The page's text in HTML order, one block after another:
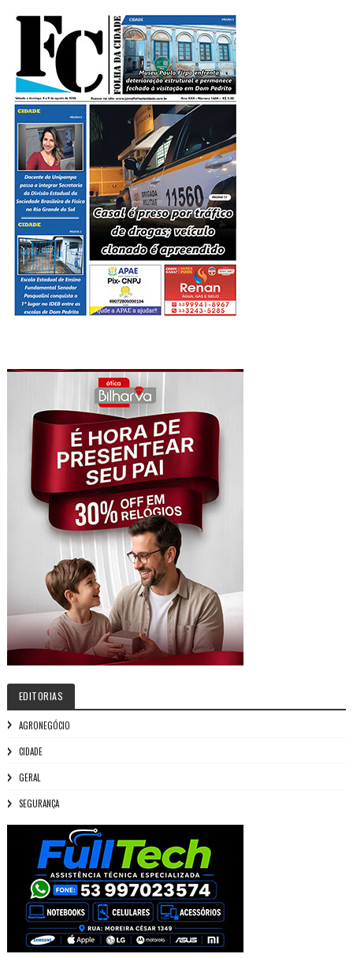
EDITORIAS
AGRONEGÓCIO
CIDADE
GERAL
SEGURANÇA